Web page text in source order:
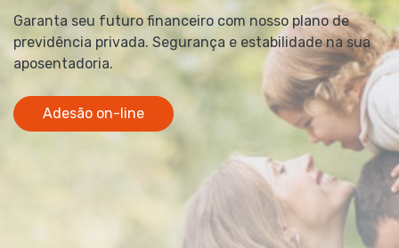
busca
Garanta seu futuro financeiro com nosso plano de
previdência privada. Segurança e estabilidade na sua
aposentadoria.
Adesão on-line